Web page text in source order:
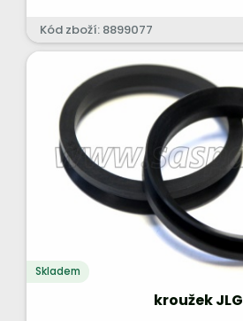
Kód zboží: 8899077
Skladem
kroužek JLG